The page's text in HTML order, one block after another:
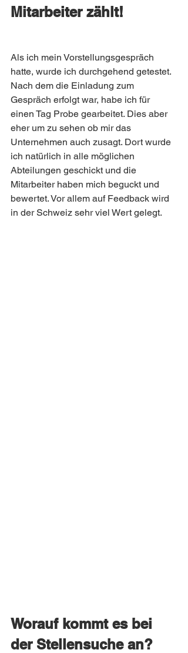
Mitarbeiter zählt!
Als ich mein Vorstellungsgespräch
hatte, wurde ich durchgehend getestet.
Nach dem die Einladung zum
Gespräch erfolgt war, habe ich für
einen Tag Probe gearbeitet. Dies aber
eher um zu sehen ob mir das
Unternehmen auch zusagt. Dort wurde
ich natürlich in alle möglichen
Abteilungen geschickt und die
Mitarbeiter haben mich beguckt und
bewertet. Vor allem auf Feedback wird
in der Schweiz sehr viel Wert gelegt.
Worauf kommt es bei
der Stellensuche an?